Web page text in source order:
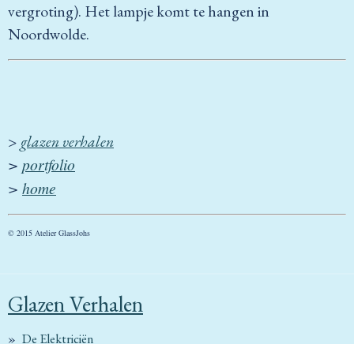
vergroting). Het lampje komt te hangen in
Noordwolde.
> glazen verhalen
> portfolio
> home
© 2015 Atelier GlassJohs
Glazen Verhalen
De Elektriciën